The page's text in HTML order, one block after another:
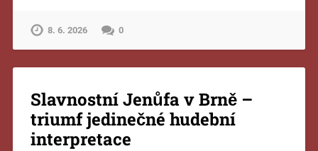
8. 6. 2026 0
Slavnostní Jenůfa v Brně –
triumf jedinečné hudební
interpretace